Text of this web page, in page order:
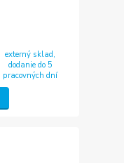
externý sklad,
dodanie do 5
pracovných dní